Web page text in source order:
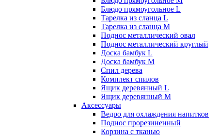
Блюдо прямоугольное L
Тарелка из сланца L
Тарелка из сланца M
Поднос металлический овал
Поднос металлический круглый
Доска бамбук L
Доска бамбук M
Спил дерева
Комплект спилов
Ящик деревянный L
Ящик деревянный M
Аксессуары
Ведро для охлаждения напитков
Поднос прорезиненный
Корзина с тканью